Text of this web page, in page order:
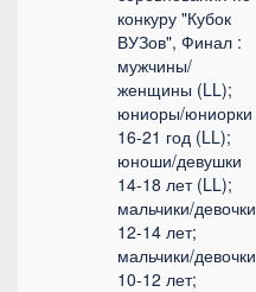
конкуру "Кубок
ВУЗов", Финал :
мужчины/
женщины (LL);
юниоры/юниорки
16-21 год (LL);
юноши/девушки
14-18 лет (LL);
мальчики/девочки
12-14 лет;
мальчики/девочки
10-12 лет;